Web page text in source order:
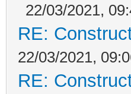
22/03/2021,
RE:
22/03/2021,
RE: